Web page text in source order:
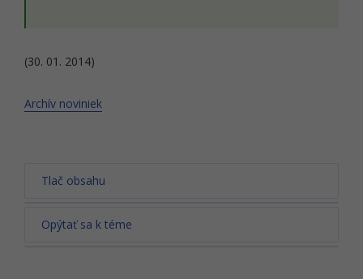
(30. 01. 2014)
Archív noviniek
Tlač obsahu
Opýtať sa k téme